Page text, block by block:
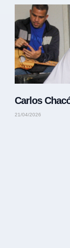
Carlos
21/04/2026